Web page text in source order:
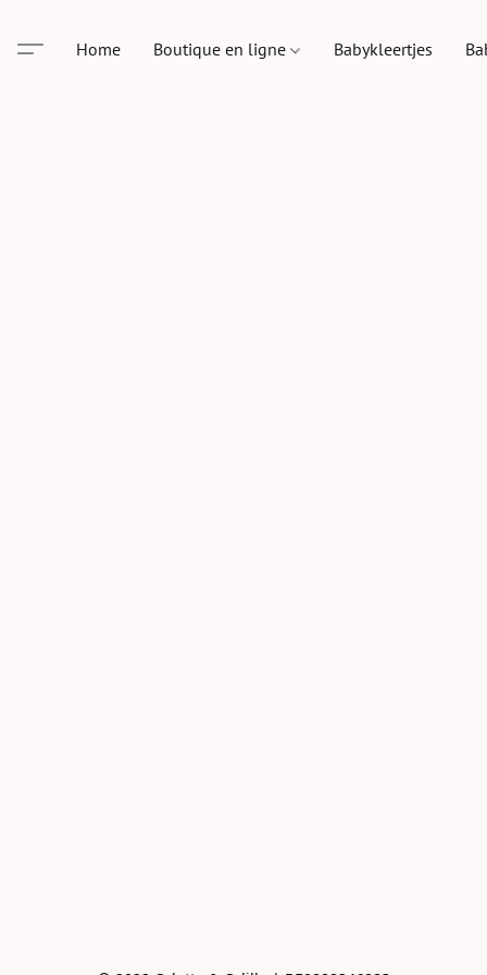
Home Boutique en ligne Babykleertjes